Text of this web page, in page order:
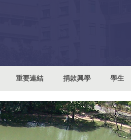
重要連結 捐款興學 學生